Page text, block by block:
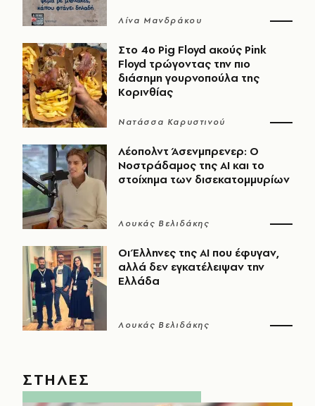
Λίνα Μανδράκου
Στο 4ο Pig Floyd ακούς Pink
Floyd τρώγοντας την πιο
διάσημη γουρνοπούλα της
Κορινθίας
Νατάσσα Καρυστινού
Λέοπολντ Άσενμπρενερ: Ο
Νοστράδαμος της AI και το
στοίχημα των δισεκατομμυρίων
Λουκάς Βελιδάκης
Οι Έλληνες της ΑΙ που έφυγαν,
αλλά δεν εγκατέλειψαν την
Ελλάδα
Λουκάς Βελιδάκης
ΣΤΗΛΕΣ